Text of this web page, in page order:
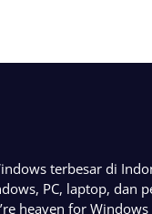
terbesar di
PC, laptop, dan
heaven for Windows